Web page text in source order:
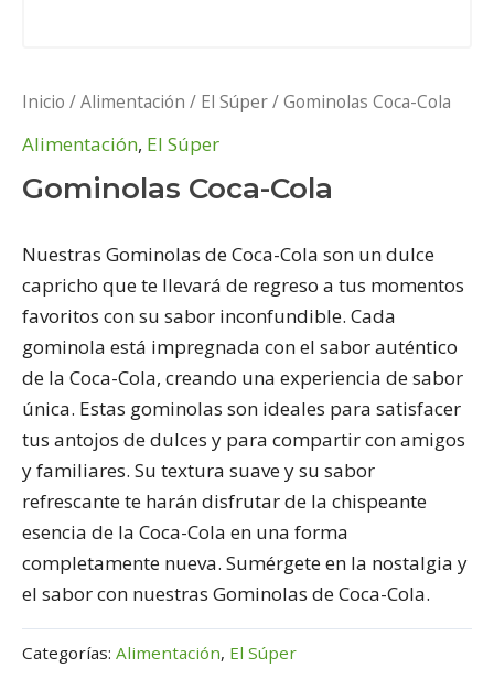
Inicio /Alimentación / El Súper/ Gominolas Coca-Cola
Alimentación, El Súper
Gominolas Coca-Cola
Nuestras Gominolas de Coca-Cola son un dulce
capricho que te llevará de regreso a tus momentos
favoritos con su sabor inconfundible. Cada
gominola está impregnada con el sabor auténtico
de la Coca-Cola, creando una experiencia de sabor
única. Estas gominolas son ideales para satisfacer
tus antojos de dulces y para compartir con amigos
y familiares. Su textura suave y su sabor
refrescante te harán disfrutar de la chispeante
esencia de la Coca-Cola en una forma
completamente nueva. Sumérgete en la nostalgia y
el sabor con nuestras Gominolas de Coca-Cola.
Categorías: Alimentación, El Súper